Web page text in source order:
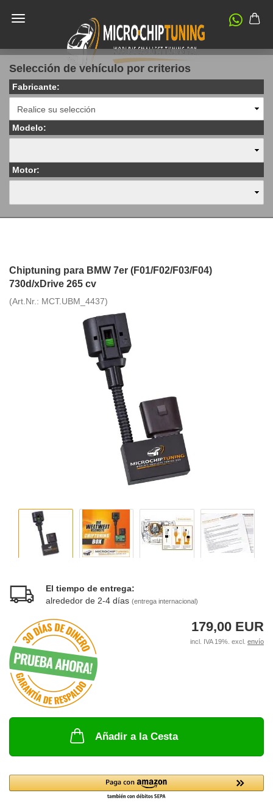
Selección de vehículo por criterios
Fabricante:
Modelo:
Motor:
Chiptuning para BMW 7er (F01/F02/F03/F04)
730d/xDrive 265 cv
(Art.Nr.: MCT.UBM_4437)
El tiempo de entrega:
alrededor de 2-4 días (entrega internacional)
179,00 EUR
incl. IVA 19%. excl. envío
Añadir a la Cesta